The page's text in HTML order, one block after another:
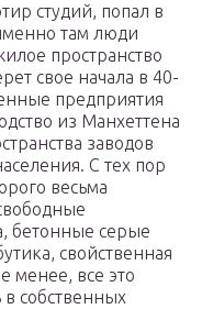
студий, попал в
там люди
пространство
свое начала в 40-
предприятия
из Манхеттена
заводов
С тех пор
весьма
бетонные серые
свойственная
все это
собственных